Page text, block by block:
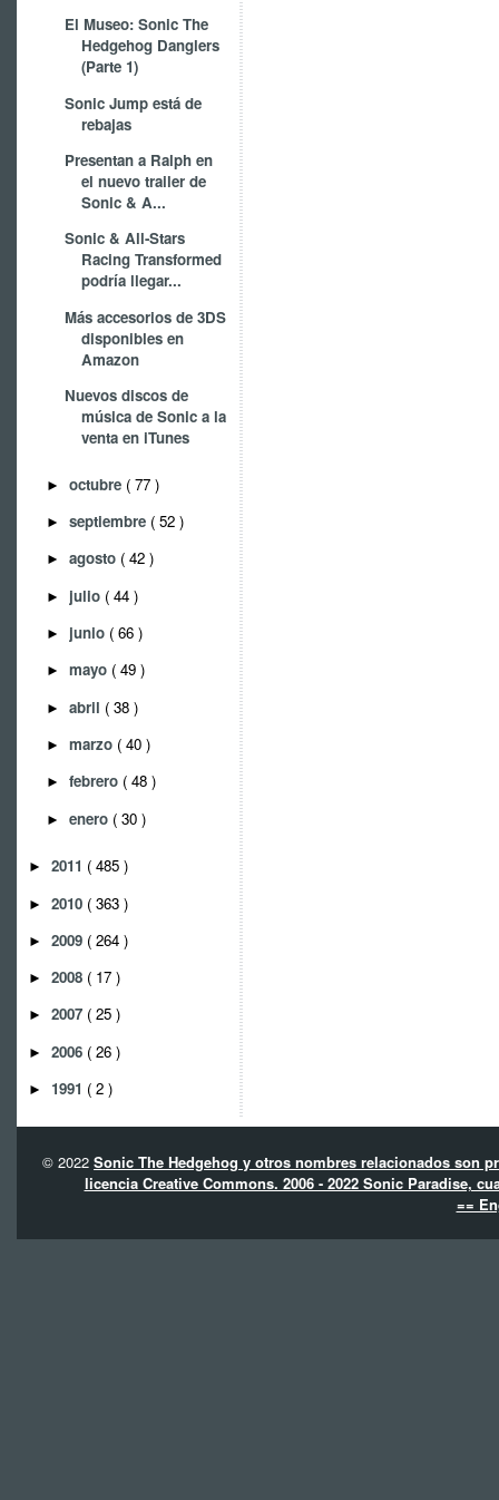
El Museo: Sonic The
Hedgehog Danglers
(Parte 1)
Sonic Jump está de
rebajas
Presentan a Ralph en
el nuevo trailer de
Sonic & A...
Sonic & All-Stars
Racing Transformed
podría llegar...
Más accesorios de 3DS
disponibles en
Amazon
Nuevos discos de
música de Sonic a la
venta en iTunes
► octubre ( 77 )
► septiembre ( 52 )
► agosto ( 42 )
► julio ( 44 )
► junio ( 66 )
► mayo ( 49 )
► abril ( 38 )
► marzo ( 40 )
► febrero ( 48 )
► enero ( 30 )
► 2011 ( 485 )
► 2010 ( 363 )
► 2009 ( 264 )
► 2008 ( 17 )
► 2007 ( 25 )
► 2006 ( 26 )
► 1991 ( 2 )
© 2022 Sonic The Hedgehog y otros nombres relacionados son
licencia Creative Commons. 2006 - 2022 Sonic Paradise,
==